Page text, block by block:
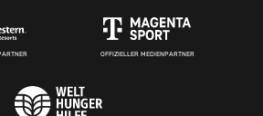
OFFIZIELLER MEDIENPARTNER